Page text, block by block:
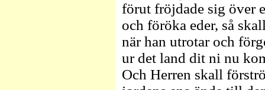
förut fröjdade sig över
och föröka eder, så
när han utrotar och
ur det land dit ni nu
Och Herren skall